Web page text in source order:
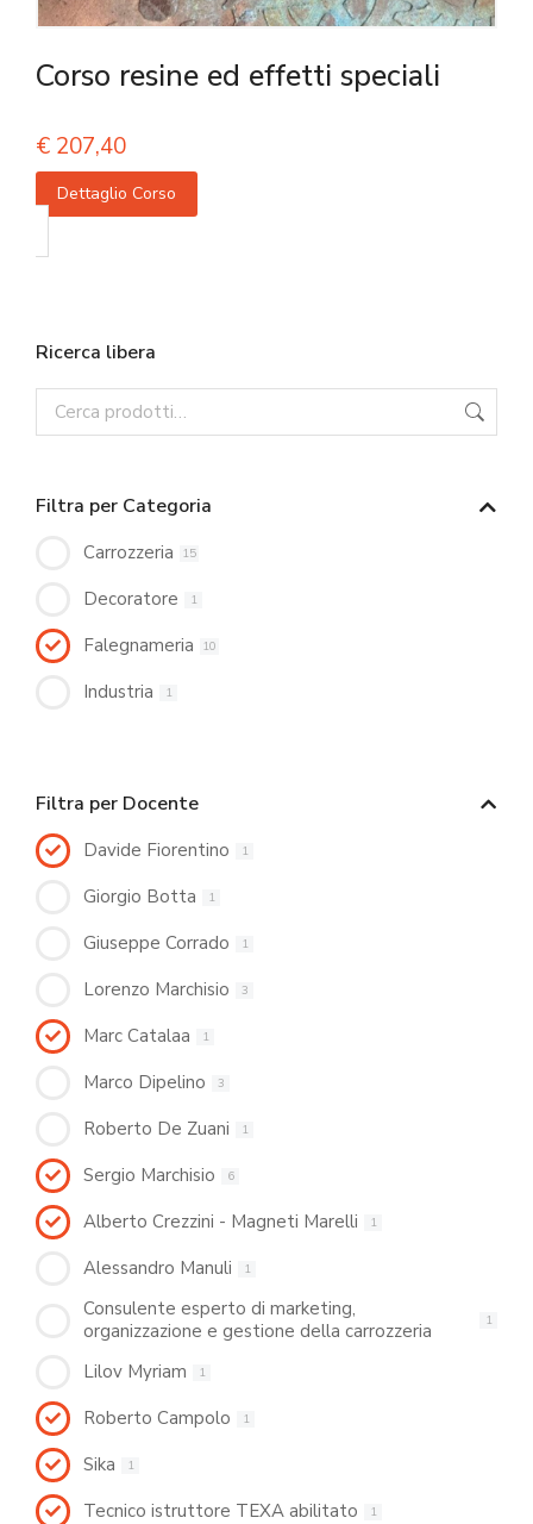
Corso resine ed effetti speciali
€ 207,40
Dettaglio Corso
Ricerca libera
Filtra per Categoria
Carrozzeria 15
Decoratore 1
Falegnameria 10
Industria 1
Filtra per Docente
Davide Fiorentino 1
Giorgio Botta 1
Giuseppe Corrado 1
Lorenzo Marchisio 3
Marc Catalaa 1
Marco Dipelino 3
Roberto De Zuani 1
Sergio Marchisio 6
Alberto Crezzini - Magneti Marelli 1
Alessandro Manuli 1
Consulente esperto di marketing,
organizzazione e gestione della carrozzeria
1
Lilov Myriam 1
Roberto Campolo 1
Sika 1
Tecnico istruttore TEXA abilitato 1